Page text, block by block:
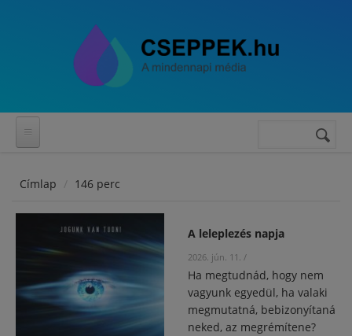
Keresés
Címlap 146 perc
A leleplezés napja
2026. jún. 11. /
Ha megtudnád, hogy nem
vagyunk egyedül, ha valaki
megmutatná, bebizonyítaná
neked, az megrémítene?